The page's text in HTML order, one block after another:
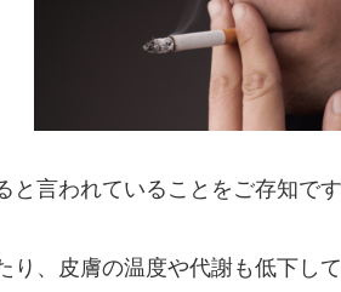
言われていることをご存知で
、皮膚の温度や代謝も低下し